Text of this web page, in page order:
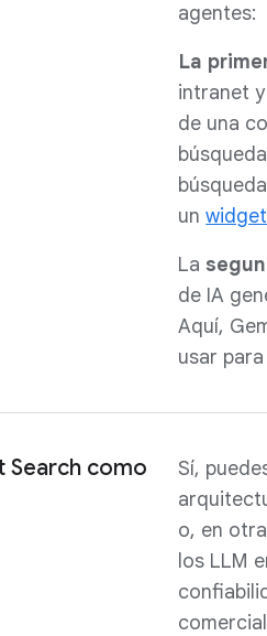
agentes:
La
intranet
de una
un
La
de IA
Aquí,
usar
Search como
Sí,
o, en
los LLM